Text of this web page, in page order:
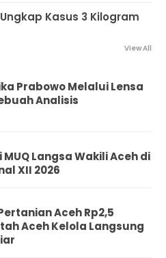
Kasus 3 Kilogram
View All
Prabowo Melalui Lensa
Analisis
Langsa Wakili Aceh di
XII 2026
Aceh Rp2,5
Aceh Kelola Langsung